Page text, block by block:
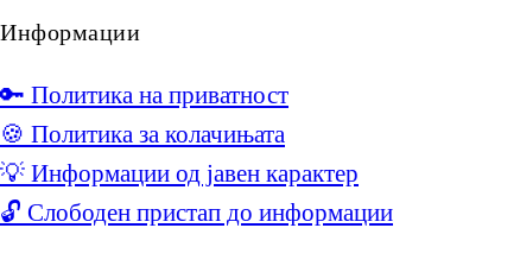
Информации
🔑 Политика на приватност
🍪 Политика за колачињата
💡 Информации од јавен карактер
🔓 Слободен пристап до информации